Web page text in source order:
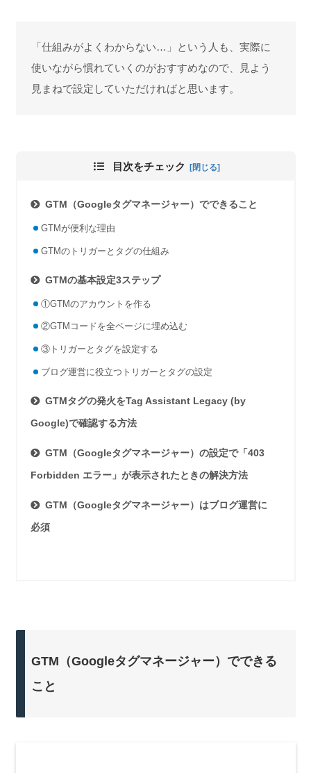
「仕組みがよくわからない…」という人も、実際に
使いながら慣れていくのがおすすめなので、見よう
見まねで設定していただければと思います。
目次をチェック
GTM（Googleタグマネージャー）でできること
GTMが便利な理由
GTMのトリガーとタグの仕組み
GTMの基本設定3ステップ
①GTMのアカウントを作る
②GTMコードを全ページに埋め込む
③トリガーとタグを設定する
ブログ運営に役立つトリガーとタグの設定
GTMタグの発火をTag Assistant Legacy (by
Google)で確認する方法
GTM（Googleタグマネージャー）の設定で「403
Forbidden エラー」が表示されたときの解決方法
GTM（Googleタグマネージャー）はブログ運営に
必須
GTM（Googleタグマネージャー）でできる
こと